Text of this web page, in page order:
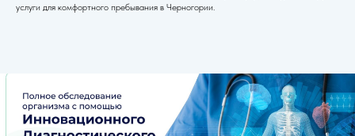
услуги для комфортного пребывания в Черногории.